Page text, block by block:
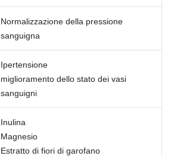
Normalizzazione della pressione
sanguigna
Ipertensione
miglioramento dello stato dei vasi
sanguigni
Inulina
Magnesio
Estratto di fiori di garofano